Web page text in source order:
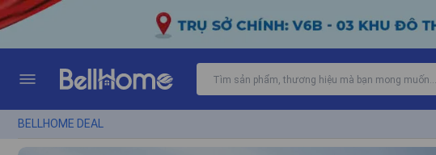
BELLHOME DEAL
Bell Home - Giá Tốt Mọi Thời Điểm